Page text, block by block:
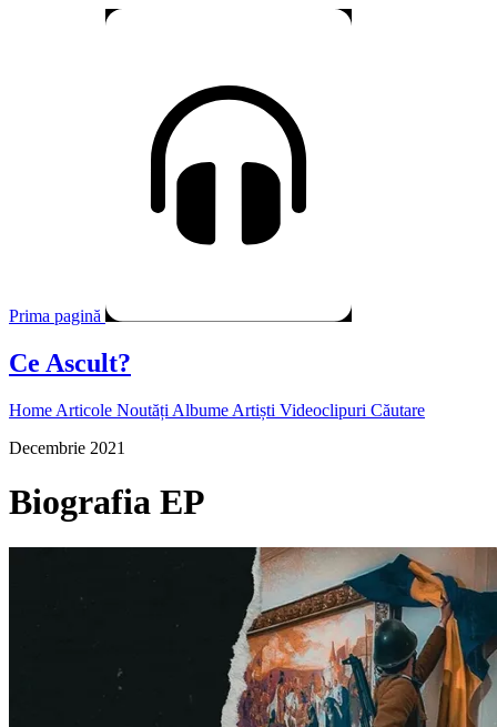
Prima pagină
Ce Ascult?
Home Articole Noutăți Albume Artiști Videoclipuri Căutare
Decembrie 2021
Biografia EP
Pagina externă
Pagina externă